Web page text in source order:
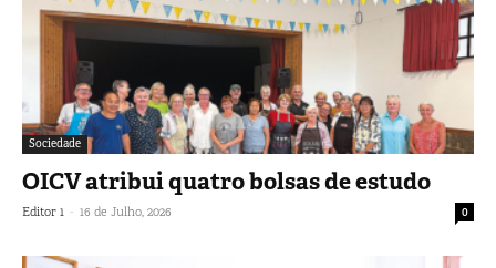
Sociedade
OICV atribui quatro bolsas de estudo
Editor 1 - 16 de Julho, 2026 0